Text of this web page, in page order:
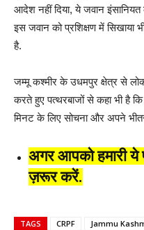
आदेश नहीं दिया, ये जवान
इस जवान को प्रशिक्षण में सिखाया
है.
जम्मू कश्मीर के उधमपुर क्षेत्र से
करते हुए पत्थरबाजों से कहा भी है
मिनट के लिए सोचना और अपने
अगर आपको हमारी ये
ज़रूर करें.
TAGS CRPF Jammu